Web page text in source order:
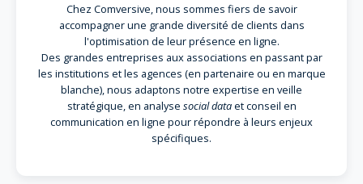
Chez Comversive, nous sommes fiers de savoir
accompagner une grande diversité de clients dans
l'optimisation de leur présence en ligne.
Des grandes entreprises aux associations en passant par
les institutions et les agences (en partenaire ou en marque
blanche), nous adaptons notre expertise en veille
stratégique, en analyse social dataet conseil en
communication en ligne pour répondre à leurs enjeux
spécifiques.